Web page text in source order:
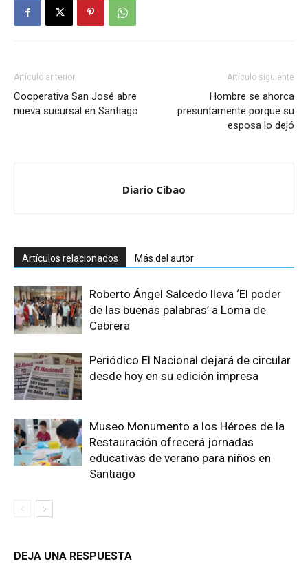
Artículo anterior
Cooperativa San José abre
nueva sucursal en Santiago
Artículo siguiente
Hombre se ahorca
presuntamente porque su
esposa lo dejó
Diario Cibao
Artículos relacionados Más del autor
Roberto Ángel Salcedo lleva ‘El poder
de las buenas palabras’ a Loma de
Cabrera
Periódico El Nacional dejará de circular
desde hoy en su edición impresa
Museo Monumento a los Héroes de la
Restauración ofrecerá jornadas
educativas de verano para niños en
Santiago
DEJA UNA RESPUESTA